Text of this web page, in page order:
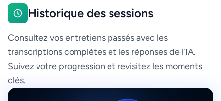
Historique des sessions
Consultez vos entretiens passés avec les
transcriptions complètes et les réponses de l'IA.
Suivez votre progression et revisitez les moments
clés.